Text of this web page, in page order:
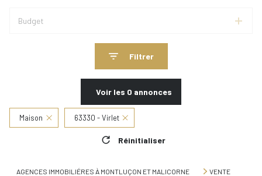
Budget
Filtrer
Voir les 0 annonces
Maison 63330 - Virlet
Réinitialiser
AGENCES IMMOBILIÉRES À MONTLUÇON ET MALICORNE
VENTE